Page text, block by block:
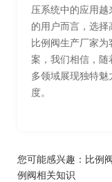
压系统中的应用
的用户而言，选
比例阀生产厂家
案，我们相信，随
多领域展现独特
度。
您可能感兴趣： 比例
例阀相关知识